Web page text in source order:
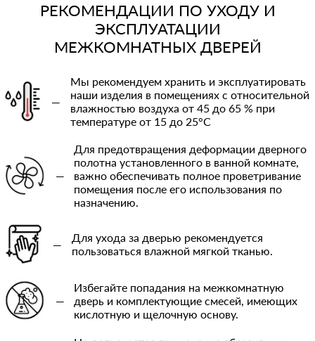
РЕКОМЕНДАЦИИ ПО УХОДУ И
ЭКСПЛУАТАЦИИ
МЕЖКОМНАТНЫХ ДВЕРЕЙ
—
Мы рекомендуем хранить и эксплуатировать
наши изделия в помещениях с относительной
влажностью воздуха от 45 до 65 % при
температуре от 15 до 25°C
—
Для предотвращения деформации дверного
полотна установленного в ванной комнате,
важно обеспечивать полное проветривание
помещения после его использования по
назначению.
—
Для ухода за дверью рекомендуется
пользоваться влажной мягкой тканью.
—
Избегайте попадания на межкомнатную
дверь и комплектующие смесей, имеющих
кислотную и щелочную основу.